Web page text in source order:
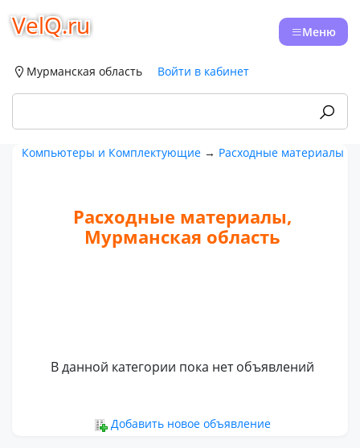
VelQ.ru Меню
Мурманская область Войти в кабинет
Компьютеры и Комплектующие→ Расходные материалы
Расходные материалы,
Мурманская область
В данной категории пока нет объявлений
Добавить новое объявление